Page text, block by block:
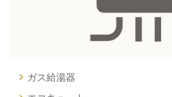
ガス給湯器